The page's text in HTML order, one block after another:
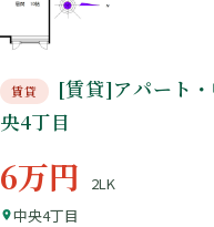
賃貸
[賃貸]アパート
央4丁目
6万円
2LK
中央4丁目